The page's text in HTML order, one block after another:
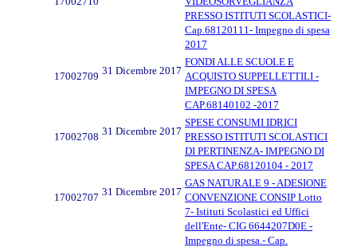
PRESSO ISTITUTI SCOLASTICI-
Cap.68120111- Impegno di spesa
2017
17002709 31 Dicembre 2017
FONDI ALLE SCUOLE E
ACQUISTO SUPPELLETTILI -
IMPEGNO DI SPESA
CAP.68140102 -2017
17002708 31 Dicembre 2017
SPESE CONSUMI IDRICI
PRESSO ISTITUTI SCOLASTICI
DI PERTINENZA- IMPEGNO DI
SPESA CAP.68120104 - 2017
17002707 31 Dicembre 2017
GAS NATURALE 9 - ADESIONE
CONVENZIONE CONSIP Lotto
7- Istituti Scolastici ed Uffici
dell'Ente- CIG 6644207D0E -
Impegno di spesa.- Cap.